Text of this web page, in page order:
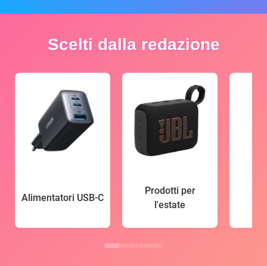
Scelti dalla redazione
Alimentatori USB-C
Prodotti per
l'estate